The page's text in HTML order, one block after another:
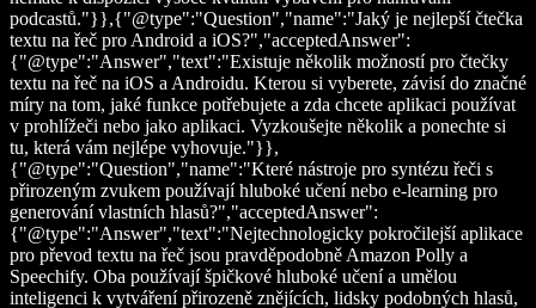
podcastů."}},{"@type":"Question","name":"Jaký je nejlepší čtečka
textu na řeč pro Android a iOS?","acceptedAnswer":
{"@type":"Answer","text":"Existuje několik možností pro čtečky
textu na řeč na iOS a Androidu. Kterou si vyberete, závisí do značné
míry na tom, jaké funkce potřebujete a zda chcete aplikaci používat
v prohlížeči nebo jako aplikaci. Vyzkoušejte několik a ponechte si
tu, která vám nejlépe vyhovuje."}},
{"@type":"Question","name":"Které nástroje pro syntézu řeči s
přirozeným zvukem používají hluboké učení nebo e-learning pro
generování vlastních hlasů?","acceptedAnswer":
{"@type":"Answer","text":"Nejtechnologicky pokročilejší aplikace
pro převod textu na řeč jsou pravděpodobně Amazon Polly a
Speechify. Oba používají špičkové hluboké učení a umělou
inteligenci k vytváření přirozeně znějících, lidsky podobných hlasů,